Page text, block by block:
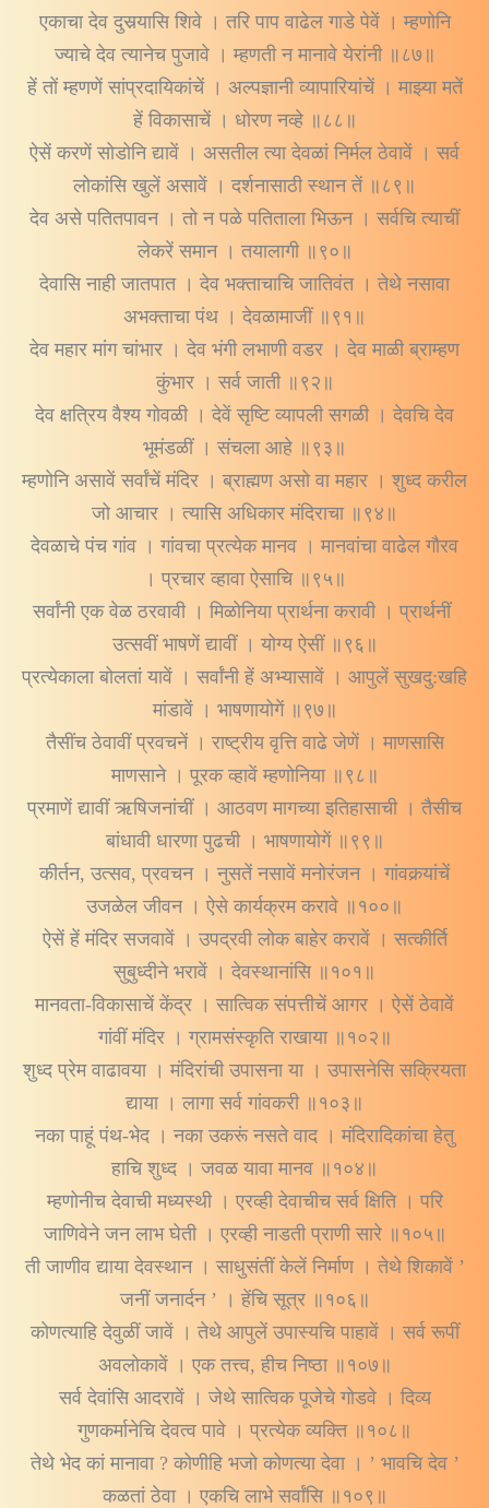
एकाचा देव दुसर्‍यासि शिवे । तरि पाप वाढेल गाडे पेवें । म्हणोनि
ज्याचे देव त्यानेच पुजावे । म्हणती न मानावे येरांनी ॥८७॥
हें तों म्हणणें सांप्रदायिकांचें । अल्पज्ञानी व्यापारियांचें । माझ्या मतें
हें विकासाचें । धोरण नव्हे ॥८८॥
ऐसें करणें सोडोनि द्यावें । असतील त्या देवळां निर्मल ठेवावें । सर्व
लोकांसि खुलें असावें । दर्शनासाठी स्थान तें ॥८९॥
देव असे पतितपावन । तो न पळे पतिताला भिऊन । सर्वचि त्याचीं
लेकरें समान । तयालागी ॥९०॥
देवासि नाही जातपात । देव भक्ताचाचि जातिवंत । तेथे नसावा
अभक्ताचा पंथ । देवळामाजीं ॥९१॥
देव महार मांग चांभार । देव भंगी लभाणी वडर । देव माळी ब्राम्हण
कुंभार । सर्व जाती ॥९२॥
देव क्षत्रिय वैश्य गोवळी । देवें सृष्टि व्यापली सगळी । देवचि देव
भूमंडळीं । संचला आहे ॥९३॥
म्हणोनि असावें सर्वांचें मंदिर । ब्राह्मण असो वा महार । शुध्द करील
जो आचार । त्यासि अधिकार मंदिराचा ॥९४॥
देवळाचे पंच गांव । गांवचा प्रत्येक मानव । मानवांचा वाढेल गौरव
। प्रचार व्हावा ऐसाचि ॥९५॥
सर्वांनी एक वेळ ठरवावी । मिळोनिया प्रार्थना करावी । प्रार्थनीं
उत्सवीं भाषणें द्यावीं । योग्य ऐसीं ॥९६॥
प्रत्येकाला बोलतां यावें । सर्वांनी हें अभ्यासावें । आपुलें सुखदु:खहि
मांडावें । भाषणायोगें ॥९७॥
तैसींच ठेवावीं प्रवचनें । राष्ट्रीय वृत्ति वाढे जेणें । माणसासि
माणसाने । पूरक व्हावें म्हणोनिया ॥९८॥
प्रमाणें द्यावीं ऋषिजनांचीं । आठवण मागच्या इतिहासाची । तैसीच
बांधावी धारणा पुढची । भाषणायोगें ॥९९॥
कीर्तन, उत्सव, प्रवचन । नुसतें नसावें मनोरंजन । गांवकर्‍यांचें
उजळेल जीवन । ऐसे कार्यक्रम करावे ॥१००॥
ऐसें हें मंदिर सजवावें । उपद्रवी लोक बाहेर करावें । सत्कीर्ति
सुबुध्दीने भरावें । देवस्थानांसि ॥१०१॥
मानवता-विकासाचें केंद्र । सात्विक संपत्तीचें आगर । ऐसें ठेवावें
गांवीं मंदिर । ग्रामसंस्कृति राखाया ॥१०२॥
शुध्द प्रेम वाढावया । मंदिरांची उपासना या । उपासनेसि सक्रियता
द्याया । लागा सर्व गांवकरी ॥१०३॥
नका पाहूं पंथ-भेद । नका उकरूं नसते वाद । मंदिरादिकांचा हेतु
हाचि शुध्द । जवळ यावा मानव ॥१०४॥
म्हणोनीच देवाची मध्यस्थी । एरव्ही देवाचीच सर्व क्षिति । परि
जाणिवेने जन लाभ घेती । एरव्ही नाडती प्राणी सारे ॥१०५॥
ती जाणीव द्याया देवस्थान । साधुसंतीं केलें निर्माण । तेथे शिकावें ’
जनीं जनार्दन ’ । हेंचि सूत्र ॥१०६॥
कोणत्याहि देवुळीं जावें । तेथे आपुलें उपास्यचि पाहावें । सर्व रूपीं
अवलोकावें । एक तत्त्व, हीच निष्ठा ॥१०७॥
सर्व देवांसि आदरावें । जेथे सात्विक पूजेचे गोडवे । दिव्य
गुणकर्मानेचि देवत्व पावे । प्रत्येक व्यक्ति ॥१०८॥
तेथे भेद कां मानावा ? कोणीहि भजो कोणत्या देवा । ’ भावचि देव ’
कळतां ठेवा । एकचि लाभे सर्वांसि ॥१०९॥